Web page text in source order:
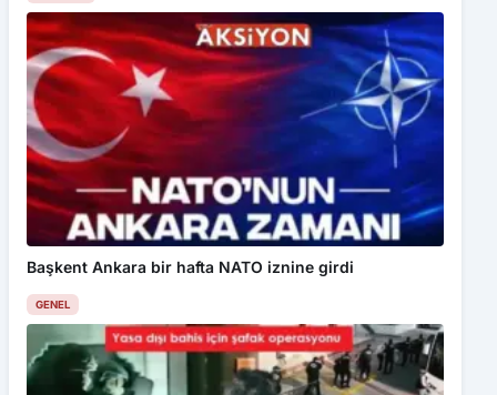
Başkent Ankara bir hafta NATO iznine girdi
GENEL